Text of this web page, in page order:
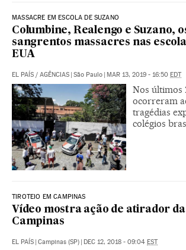
MASSACRE EM ESCOLA DE SUZANO
Columbine, Realengo e Suzano,
sangrentos massacres nas
EUA
EL PAÍS / AGÊNCIAS | São Paulo | MAR 13, 2019 - 16:50 EDT
Nos últimos
ocorreram
tragédias
colégios
TIROTEIO EM CAMPINAS
Vídeo mostra ação de atirador
Campinas
EL PAÍS | Campinas (SP) | DEC 12, 2018 - 09:04 EST